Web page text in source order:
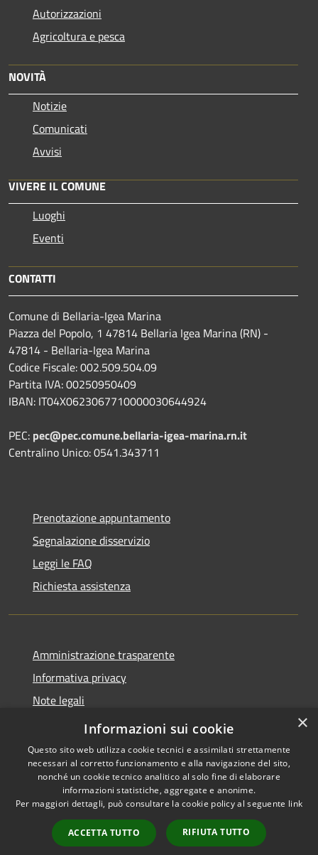
Autorizzazioni
Agricoltura e pesca
NOVITÀ
Notizie
Comunicati
Avvisi
VIVERE IL COMUNE
Luoghi
Eventi
CONTATTI
Comune di Bellaria-Igea Marina
Piazza del Popolo, 1 47814 Bellaria Igea Marina (RN) -
47814 - Bellaria-Igea Marina
Codice Fiscale: 002.509.504.09
Partita IVA: 00250950409
IBAN: IT04X0623067710000030644924
PEC: pec@pec.comune.bellaria-igea-marina.rn.it
Centralino Unico: 0541.343711
Prenotazione appuntamento
Segnalazione disservizio
Leggi le FAQ
Richiesta assistenza
Amministrazione trasparente
Informativa privacy
Note legali
Dichiarazione di accessibilità
Accessibilità
Copyright © 2026 • Comune di
Bellaria Igea Marina • Powered
byMunicipium
Accesso
redazione
×
Informazioni sui cookie
Questo sito web utilizza cookie tecnici e assimilati strettamente
necessari al corretto funzionamento e alla navigazione del sito,
nonché un cookie tecnico analitico al solo fine di elaborare
informazioni statistiche, aggregate e anonime.
Per maggiori dettagli, può consultare la cookie policy al seguente link
ACCETTA TUTTO RIFIUTA TUTTO